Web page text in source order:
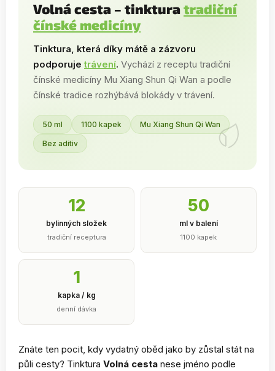
Volná cesta – tinkturatradiční
čínské medicíny
Tinktura, která díky mátě a zázvoru
podporujetrávení. Vychází z receptu tradiční
čínské medicíny Mu Xiang Shun Qi Wan a podle
čínské tradice rozhýbává blokády v trávení.
50 ml 1100 kapek Mu Xiang Shun Qi Wan
Bez aditiv
12
bylinných složek
tradiční receptura
50
ml v balení
1100 kapek
1
kapka / kg
denní dávka
Znáte ten pocit, kdy vydatný oběd jako by zůstal stát na
půli cesty? Tinktura Volná cesta nese jméno podle